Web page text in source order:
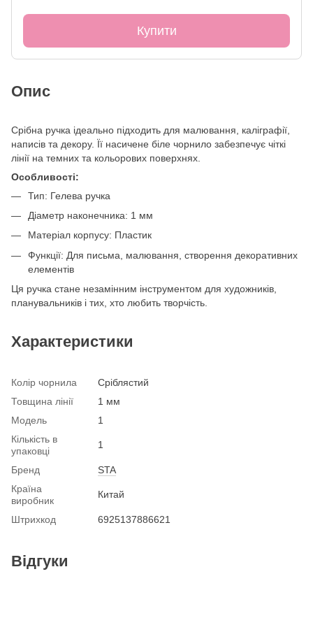
Купити
Опис
Срібна ручка ідеально підходить для малювання, каліграфії,
написів та декору. Її насичене біле чорнило забезпечує чіткі
лінії на темних та кольорових поверхнях.
Особливості:
Тип: Гелева ручка
Діаметр наконечника: 1 мм
Матеріал корпусу: Пластик
Функції: Для письма, малювання, створення декоративних
елементів
Ця ручка стане незамінним інструментом для художників,
планувальників і тих, хто любить творчість.
Характеристики
Колір чорнила
Сріблястий
Товщина лінії
1 мм
Модель
1
Кількість в
упаковці
1
Бренд
STA
Країна
виробник
Китай
Штрихкод 6925137886621
Відгуки